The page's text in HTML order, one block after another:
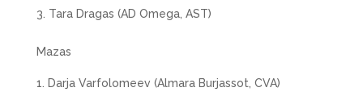
Tara Dragas (AD Omega, AST)
Mazas
Darja Varfolomeev (Almara Burjassot, CVA)